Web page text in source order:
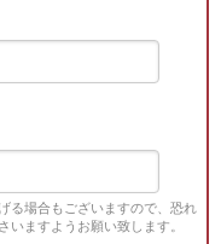
る場合もございますので、恐れ
いますようお願い致します。